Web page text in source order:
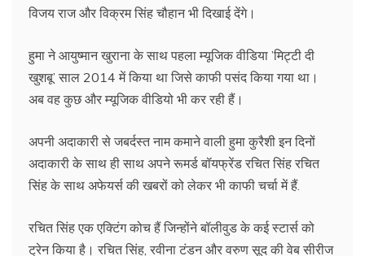
विजय राज और विक्रम सिंह चौहान भी दिखाई देंगे।
हुमा ने आयुष्मान खुराना के साथ पहला म्यूजिक वीडिया ’मिट्टी दी
खुशबू’ साल 2014 में किया था जिसे काफी पसंद किया गया था।
अब वह कुछ और म्‍यूजिक वीडियो भी कर रही हैं।
अपनी अदाकारी से जबर्दस्‍त नाम कमाने वाली हुमा कुरैशी इन दिनों
अदाकारी के साथ ही साथ अपने रूमर्ड बॉयफ्रेंड रचित सिंह रचित
सिंह के साथ अफेयर्स की खबरों को लेकर भी काफी चर्चा में हैं.
रचित सिंह एक एक्टिंग कोच हैं जिन्होंने बॉलीवुड के कई स्टार्स को
ट्रेन किया है। रचित सिंह, रवीना टंडन और वरुण सूद की वेब सीरीज